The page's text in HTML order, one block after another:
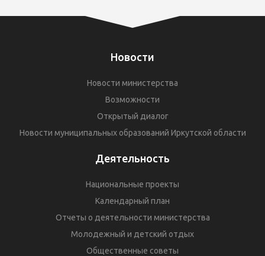
Новости
Новости министерства
Возможности
Открытый диалог
Новости муниципальных образований Иркутской области
Деятельность
Национальные проекты
Календарный план
Отчеты о деятельности министерства
Молодежный и детский отдых
Общественные советы